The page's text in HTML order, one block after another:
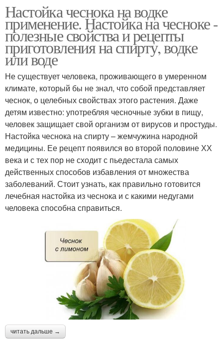
Настойка чеснока на водке
применение. Настойка на чесноке -
полезные свойства и рецепты
приготовления на спирту, водке
или воде
Не существует человека, проживающего в умеренном
климате, который бы не знал, что собой представляет
чеснок, о целебных свойствах этого растения. Даже
детям известно: употребляя чесночные зубки в пищу,
человек защищает свой организм от вирусов и простуды.
Настойка чеснока на спирту – жемчужина народной
медицины. Ее рецепт появился во второй половине ХХ
века и с тех пор не сходит с пьедестала самых
действенных способов избавления от множества
заболеваний. Стоит узнать, как правильно готовится
лечебная настойка из чеснока и с какими недугами
человека способна справиться.
читать дальше →